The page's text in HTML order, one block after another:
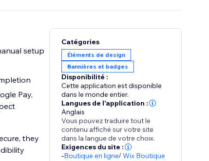
setup
Pay,
they
Catégories
Éléments de design
Bannières et badges
Disponibilité :
Cette application est disponible
dans le monde entier.
Langues de l'application :
Anglais
Vous pouvez traduire tout le
contenu affiché sur votre site
dans la langue de votre choix.
Exigences du site :
-Boutique en ligne/Wix Boutique